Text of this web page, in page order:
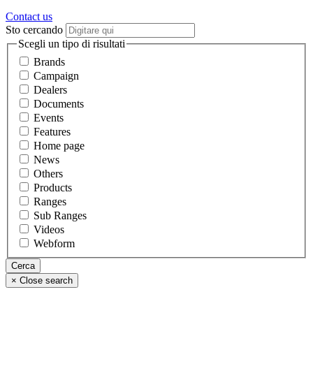
Contact us
Sto cercando
Scegli un tipo di risultati
Brands
Campaign
Dealers
Documents
Events
Features
Home page
News
Others
Products
Ranges
Sub Ranges
Videos
Webform
× Close search